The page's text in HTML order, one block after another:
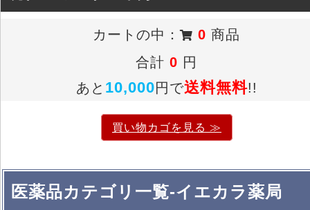
カートの中： 0 商品
合計0 円
あと 10,000円で送料無料!!
買い物カゴを見る ≫
医薬品カテゴリ一覧-イエカラ薬局